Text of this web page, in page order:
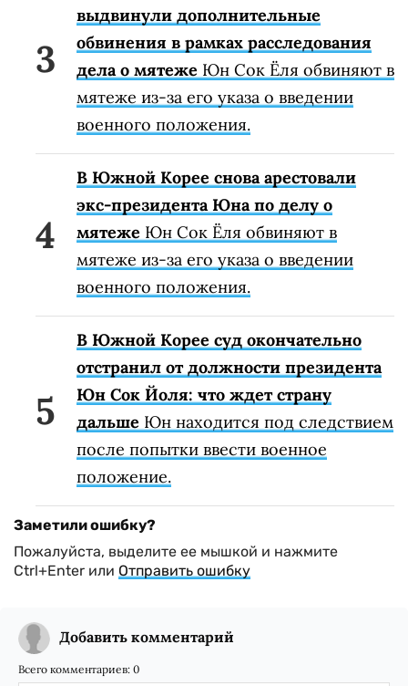
выдвинули дополнительные
обвинения в рамках расследования
дела о мятеже Юн Сок Ёля обвиняют в
мятеже из-за его указа о введении
военного положения.
В Южной Корее снова арестовали
экс-президента Юна по делу о
мятеже Юн Сок Ёля обвиняют в
мятеже из-за его указа о введении
военного положения.
В Южной Корее суд окончательно
отстранил от должности президента
Юн Сок Йоля: что ждет страну
дальше Юн находится под следствием
после попытки ввести военное
положение.
Заметили ошибку?
Пожалуйста, выделите ее мышкой и нажмите
Ctrl+Enter или Отправить ошибку
Добавить комментарий
Всего комментариев: 0